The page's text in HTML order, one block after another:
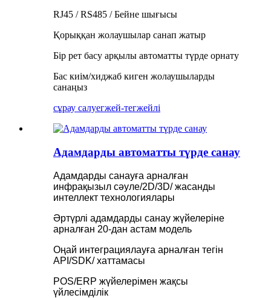
RJ45 / RS485 / Бейне шығысы
Қорыққан жолаушылар санап жатыр
Бір рет басу арқылы автоматты түрде орнату
Бас киім/хиджаб киген жолаушыларды
санаңыз
сұрау салуегжей-тегжейлі
Адамдарды автоматты түрде санау
Адамдарды санауға арналған
инфрақызыл сәуле/2D/3D/ жасанды
интеллект технологиялары
Әртүрлі адамдарды санау жүйелеріне
арналған 20-дан астам модель
Оңай интеграциялауға арналған тегін
API/SDK/ хаттамасы
POS/ERP жүйелерімен жақсы
үйлесімділік